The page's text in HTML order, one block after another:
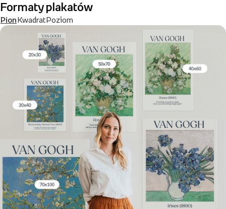
Formaty plakatów
PionKwadratPoziom